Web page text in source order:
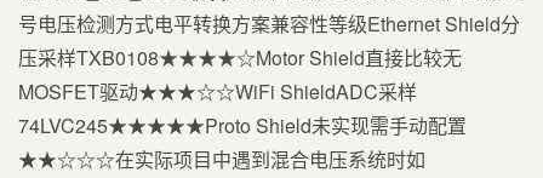
号电压检测方式电平转换方案兼容性等级Ethernet Shield分
压采样TXB0108★★★★☆Motor Shield直接比较无
MOSFET驱动★★★☆☆WiFi ShieldADC采样
74LVC245★★★★★Proto Shield未实现需手动配置
★★☆☆☆在实际项目中遇到混合电压系统时如